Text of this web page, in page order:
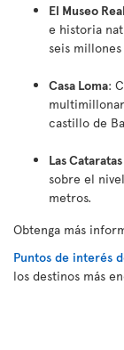
El Museo
e historia
seis
Casa Loma:
castillo de
Las
sobre el
metros.
Obtenga más
Puntos de interés
los destinos más